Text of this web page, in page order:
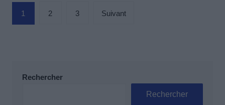
Pagination
des
1 2 3 Suivant
Rechercher
Rechercher